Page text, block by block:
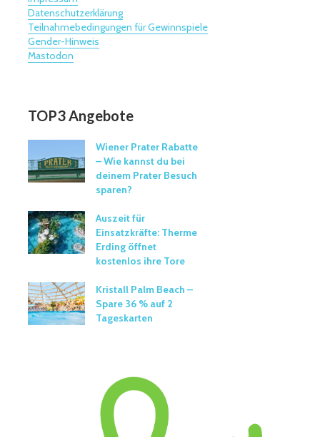
Datenschutzerklärung
Teilnahmebedingungen für Gewinnspiele
Gender-Hinweis
Mastodon
TOP3 Angebote
Wiener Prater Rabatte
– Wie kannst du bei
deinem Prater Besuch
sparen?
Auszeit für
Einsatzkräfte: Therme
Erding öffnet
kostenlos ihre Tore
Kristall Palm Beach –
Spare 36 % auf 2
Tageskarten